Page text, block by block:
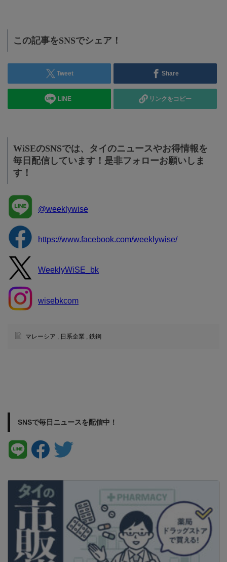
この記事をSNSでシェア！
Tweet Share
LINE リンクをコピー
WiSEのSNSでは、タイのニュースやお得情報を
毎日配信しています！是非フォローお願いしま
す！
@weeklywise
https://www.facebook.com/weeklywise/
WeeklyWiSE_bk
wisebkcom
マレーシア 日系企業 鉄鋼
SNSで毎日ニュースを配信中！